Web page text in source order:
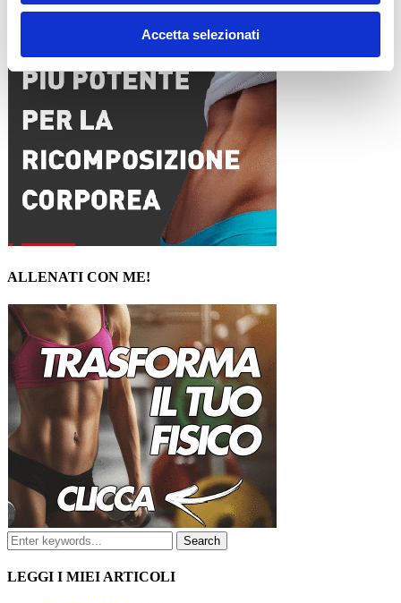
Accetta selezionati
ALLENATI CON ME!
LEGGI I MIEI ARTICOLI